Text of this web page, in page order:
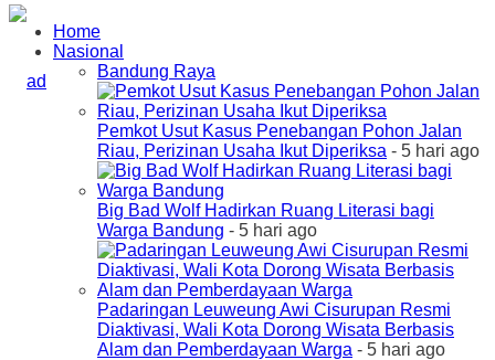
Home
Nasional
Bandung Raya
Pemkot Usut Kasus Penebangan Pohon Jalan
Riau, Perizinan Usaha Ikut Diperiksa - 5 hari ago
Big Bad Wolf Hadirkan Ruang Literasi bagi
Warga Bandung - 5 hari ago
Padaringan Leuweung Awi Cisurupan Resmi
Diaktivasi, Wali Kota Dorong Wisata Berbasis
Alam dan Pemberdayaan Warga - 5 hari ago